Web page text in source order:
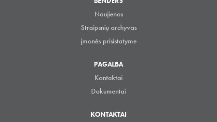
Naujienos
Straipsnių archyvas
įmonės prisistatyme
PAGALBA
Kontaktai
Dokumentai
KONTAKTAI